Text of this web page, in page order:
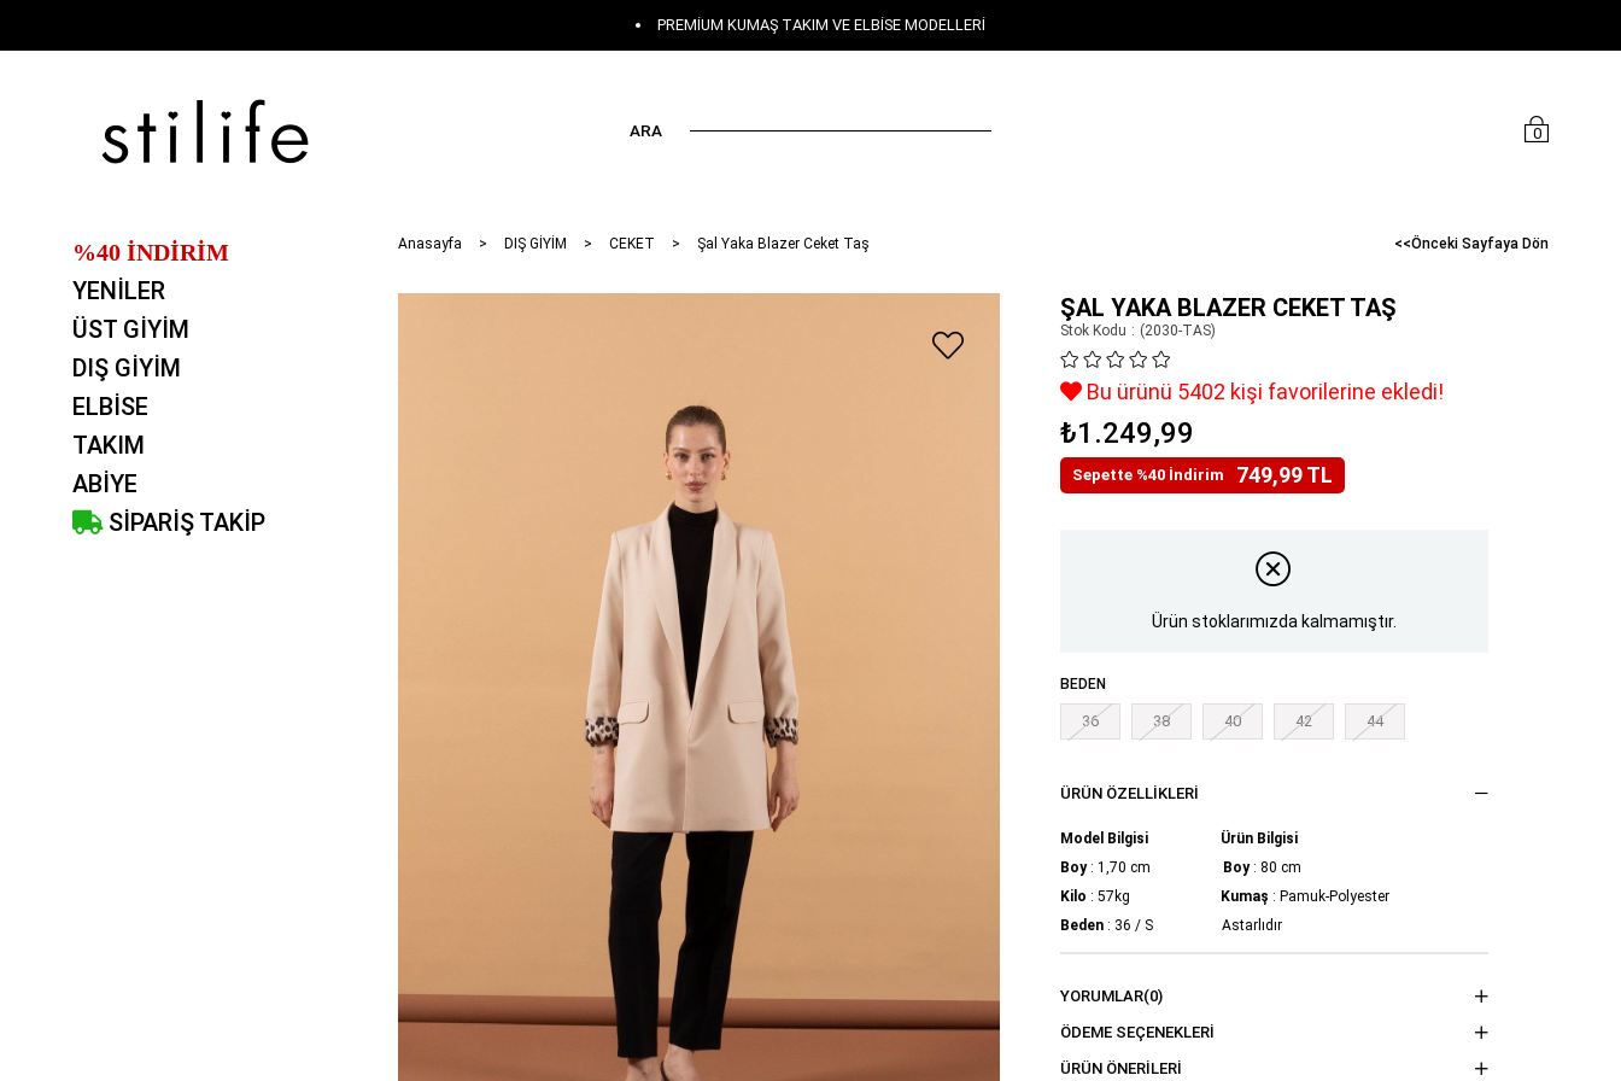
PREMIUM KUMAŞ TAKIM VE ELBISE MODELLERI
0
%40 İNDİRİM
YENİLER
ÜST GİYİM
DIŞ GİYİM
ELBİSE
TAKIM
ABİYE
SİPARİŞ TAKİP
ARA
Anasayfa DIŞ GİYİM CEKET Şal Yaka Blazer Ceket Taş <<Önceki Sayfaya Dön
ŞAL YAKA BLAZER CEKET TAŞ
Stok Kodu (2030-TAS)
Bu ürünü 5402 kişi favorilerine ekledi!
₺1.249,99
Sepette %40 İndirim 749,99 TL
Ürün stoklarımızda kalmamıştır.
BEDEN
36 38 40 42 44
ÜRÜN ÖZELLIKLERI
Model Bilgisi Ürün Bilgisi
Boy: 1,70 cm Boy : 80 cm
Kilo : 57kg Kumaş : Pamuk-Polyester
Beden: 36 / S Astarlıdır
YORUMLAR(0)
ÖDEME SEÇENEKLERI
ÜRÜN ÖNERILERI